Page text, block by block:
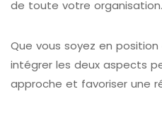
de toute votre organisation.
Que vous soyez en
intégrer les deux aspects
approche et favoriser une